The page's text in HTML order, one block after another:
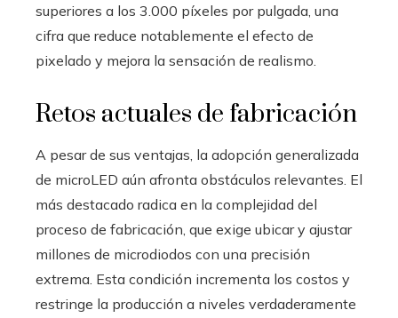
superiores a los 3.000 píxeles por pulgada, una
cifra que reduce notablemente el efecto de
pixelado y mejora la sensación de realismo.
Retos actuales de fabricación
A pesar de sus ventajas, la adopción generalizada
de microLED aún afronta obstáculos relevantes. El
más destacado radica en la complejidad del
proceso de fabricación, que exige ubicar y ajustar
millones de microdiodos con una precisión
extrema. Esta condición incrementa los costos y
restringe la producción a niveles verdaderamente